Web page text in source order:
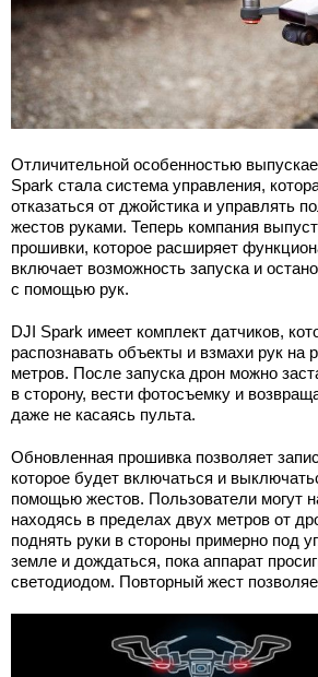
Отличительной особенностью
Spark стала система управления,
отказаться от джойстика и управлять
жестов руками. Теперь компания
прошивки, которое расширяет
включает возможность запуска и
с помощью рук.
DJI Spark имеет комплект датчиков,
распознавать объекты и взмахи рук на
метров. После запуска дрон можно
в сторону, вести фотосъемку и
даже не касаясь пульта.
Обновленная прошивка позволяет
которое будет включаться и
помощью жестов. Пользователи могут
находясь в пределах двух метров от
поднять руки в стороны примерно под
земле и дождаться, пока аппарат
светодиодом. Повторный жест